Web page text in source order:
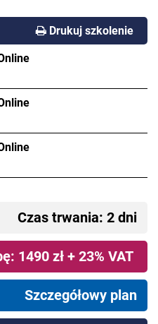
Drukuj szkolenie
Czas trwania: 2 dni
1490 zł + 23% VAT
Szczegółowy plan